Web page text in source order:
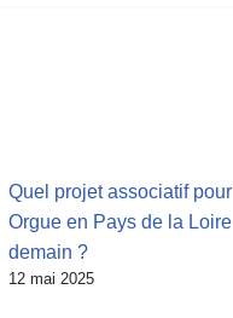
Quel projet associatif pour
Orgue en Pays de la Loire
demain ?
12 mai 2025